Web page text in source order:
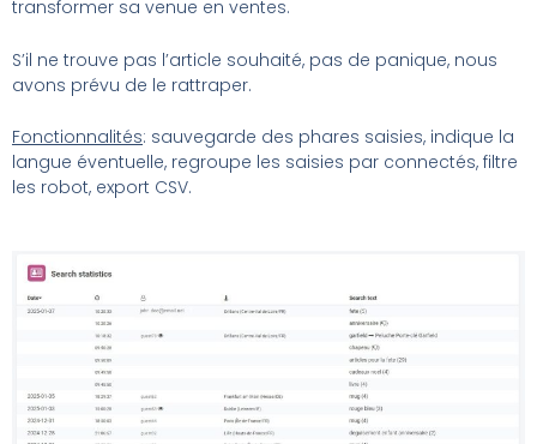
transformer sa venue en ventes.
S’il ne trouve pas l’article souhaité, pas de panique, nous
avons prévu de le rattraper.
Fonctionnalités: sauvegarde des phares saisies, indique la
langue éventuelle, regroupe les saisies par connectés, filtre
les robot, export CSV.